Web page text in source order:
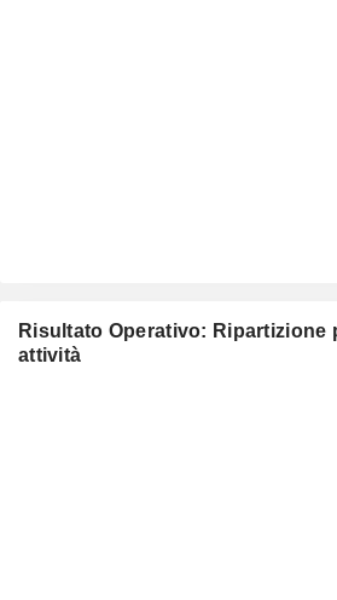
Risultato Operativo: Ripartizione
attività